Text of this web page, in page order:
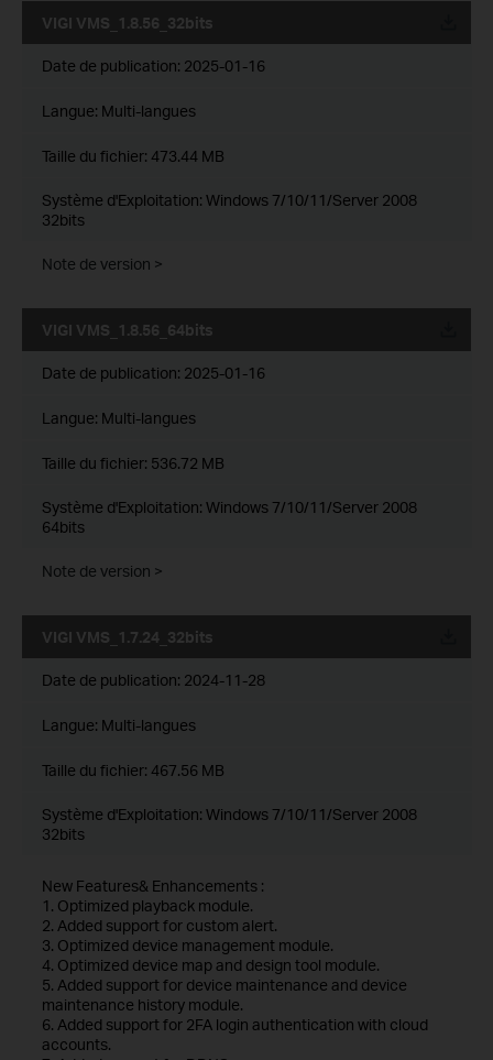
VIGI VMS_1.8.56_32bits
Date de publication: 2025-01-16
Langue: Multi-langues
Taille du fichier: 473.44 MB
Système d'Exploitation: Windows 7/10/11/Server 2008
32bits
Note de version >
VIGI VMS_1.8.56_64bits
Date de publication: 2025-01-16
Langue: Multi-langues
Taille du fichier: 536.72 MB
Système d'Exploitation: Windows 7/10/11/Server 2008
64bits
Note de version >
VIGI VMS_1.7.24_32bits
Date de publication: 2024-11-28
Langue: Multi-langues
Taille du fichier: 467.56 MB
Système d'Exploitation: Windows 7/10/11/Server 2008
32bits
New Features& Enhancements :
1. Optimized playback module.
2. Added support for custom alert.
3. Optimized device management module.
4. Optimized device map and design tool module.
5. Added support for device maintenance and device
maintenance history module.
6. Added support for 2FA login authentication with cloud
accounts.